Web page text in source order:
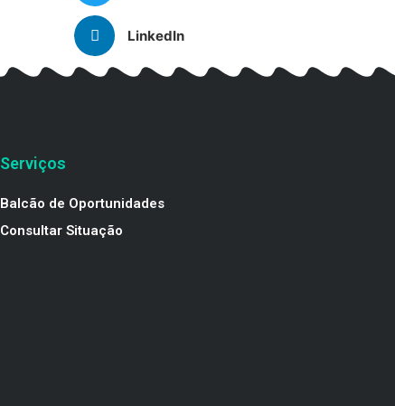
LinkedIn
Serviços
Balcão de Oportunidades
Consultar Situação